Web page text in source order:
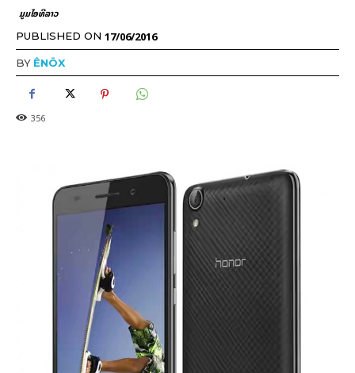
ມູມໄອທີລາວ
PUBLISHED ON 17/06/2016
BY ÊNÖX
356